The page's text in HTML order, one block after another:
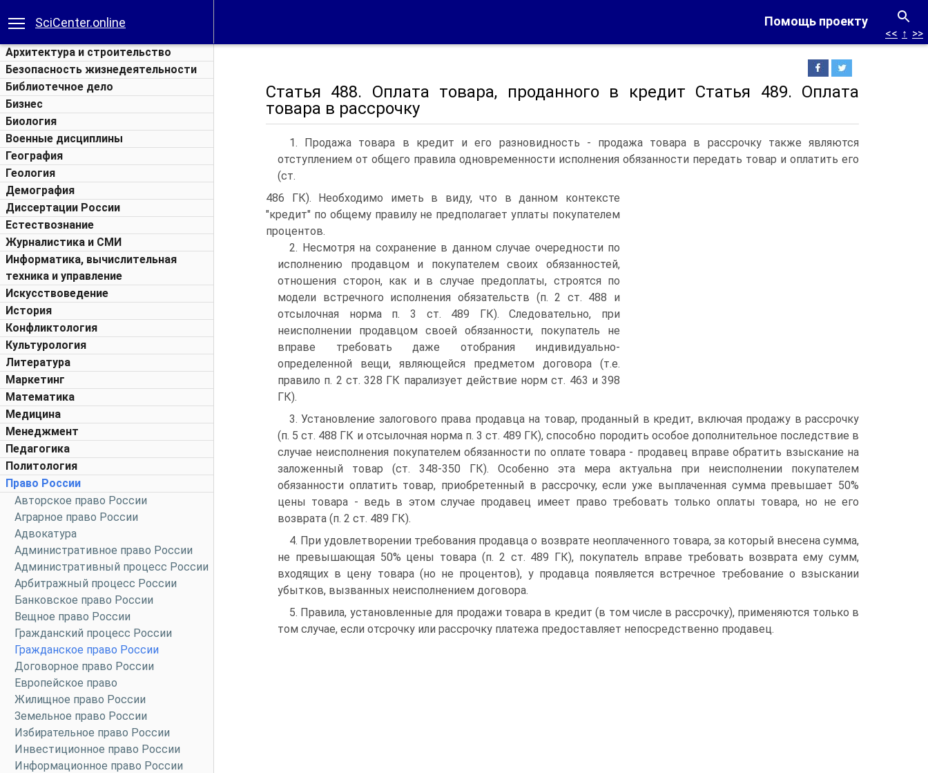
Помощь проекту
SciCenter.online
Архитектура и строительство
Безопасность жизнедеятельности
Библиотечное дело
Бизнес
Биология
Военные дисциплины
География
Геология
Демография
Диссертации России
Естествознание
Журналистика и СМИ
Информатика, вычислительная
техника и управление
Искусствоведение
История
Конфликтология
Культурология
Литература
Маркетинг
Математика
Медицина
Менеджмент
Педагогика
Политология
Право России
Авторское право России
Аграрное право России
Адвокатура
Административное право России
Административный процесс России
Арбитражный процесс России
Банковское право России
Вещное право России
Гражданский процесс России
Гражданское право России
Договорное право России
Европейское право
Жилищное право России
Земельное право России
Избирательное право России
Инвестиционное право России
Информационное право России
<< ↑ >>
Статья 488. Оплата товара, проданного в кредит Статья 489. Оплата
товара в рассрочку
1. Продажа товара в кредит и его разновидность - продажа товара в рассрочку также являются
отступлением от общего правила одновременности исполнения обязанности передать товар и оплатить его
(ст.
486 ГК). Необходимо иметь в виду, что в данном контексте
"кредит" по общему правилу не предполагает уплаты покупателем
процентов.
2. Несмотря на сохранение в данном случае очередности по
исполнению продавцом и покупателем своих обязанностей,
отношения сторон, как и в случае предоплаты, строятся по
модели встречного исполнения обязательств (п. 2 ст. 488 и
отсылочная норма п. 3 ст. 489 ГК). Следовательно, при
неисполнении продавцом своей обязанности, покупатель не
вправе требовать даже отобрания индивидуально-
определенной вещи, являющейся предметом договора (т.е.
правило п. 2 ст. 328 ГК парализует действие норм ст. 463 и 398
ГК).
3. Установление залогового права продавца на товар, проданный в кредит, включая продажу в рассрочку
(п. 5 ст. 488 ГК и отсылочная норма п. 3 ст. 489 ГК), способно породить особое дополнительное последствие в
случае неисполнения покупателем обязанности по оплате товара - продавец вправе обратить взыскание на
заложенный товар (ст. 348-350 ГК). Особенно эта мера актуальна при неисполнении покупателем
обязанности оплатить товар, приобретенный в рассрочку, если уже выплаченная сумма превышает 50%
цены товара - ведь в этом случае продавец имеет право требовать только оплаты товара, но не его
возврата (п. 2 ст. 489 ГК).
4. При удовлетворении требования продавца о возврате неоплаченного товара, за который внесена сумма,
не превышающая 50% цены товара (п. 2 ст. 489 ГК), покупатель вправе требовать возврата ему сумм,
входящих в цену товара (но не процентов), у продавца появляется встречное требование о взыскании
убытков, вызванных неисполнением договора.
5. Правила, установленные для продажи товара в кредит (в том числе в рассрочку), применяются только в
том случае, если отсрочку или рассрочку платежа предоставляет непосредственно продавец.